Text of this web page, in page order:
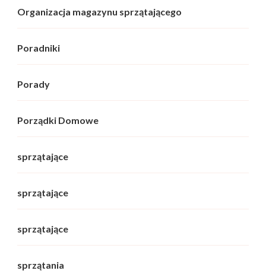
Organizacja magazynu sprzątającego
Poradniki
Porady
Porządki Domowe
sprzątające
sprzątające
sprzątające
sprzątania